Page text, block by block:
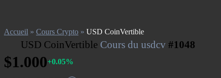
Accueil » Cours Crypto » USD CoinVertible
USD CoinVertible Cours du usdcv #1048
$1.000+0.05%